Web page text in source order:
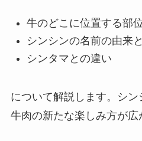
牛のどこに位置する部
シンシンの名前の由来
シンタマとの違い
について解説します。シン
牛肉の新たな楽しみ方が広